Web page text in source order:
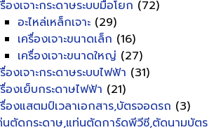
องเจาะกระดาษระบบมือโยก (72)
อะไหล่เหล็กเจาะ (29)
เครื่องเจาะขนาดเล็ก (16)
เครื่องเจาะขนาดใหญ่ (27)
องเจาะกระดาษระบบไฟฟ้า (31)
องเย็บกระดาษไฟฟ้า (21)
องแสตมป์เวลาเอกสาร,บัตรจอดรถ (3)
นตัดกระดาษ,แท่นตัดการ์ดพีวีซี,ตัดนามบัตร